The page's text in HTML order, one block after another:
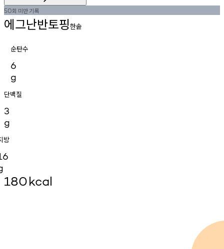
50회 미만기록
에그난반토핑한솥
순탄수
6
g
단백질
3
g
방
180kcal